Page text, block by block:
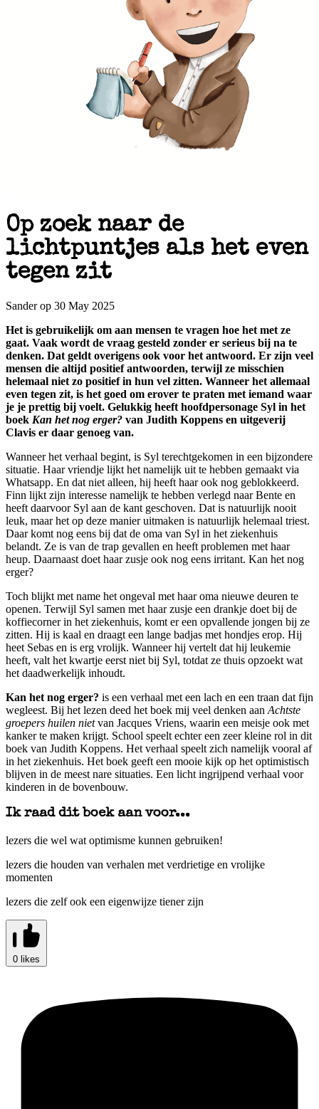
Op zoek naar de
lichtpuntjes als het even
tegen zit
Sander op 30 May 2025
Het is gebruikelijk om aan mensen te vragen hoe het met ze
gaat. Vaak wordt de vraag gesteld zonder er serieus bij na te
denken. Dat geldt overigens ook voor het antwoord. Er zijn veel
mensen die altijd positief antwoorden, terwijl ze misschien
helemaal niet zo positief in hun vel zitten. Wanneer het allemaal
even tegen zit, is het goed om erover te praten met iemand waar
je je prettig bij voelt. Gelukkig heeft hoofdpersonage Syl in het
boek Kan het nog erger? van Judith Koppens en uitgeverij
Clavis er daar genoeg van.
Wanneer het verhaal begint, is Syl terechtgekomen in een bijzondere
situatie. Haar vriendje lijkt het namelijk uit te hebben gemaakt via
Whatsapp. En dat niet alleen, hij heeft haar ook nog geblokkeerd.
Finn lijkt zijn interesse namelijk te hebben verlegd naar Bente en
heeft daarvoor Syl aan de kant geschoven. Dat is natuurlijk nooit
leuk, maar het op deze manier uitmaken is natuurlijk helemaal triest.
Daar komt nog eens bij dat de oma van Syl in het ziekenhuis
belandt. Ze is van de trap gevallen en heeft problemen met haar
heup. Daarnaast doet haar zusje ook nog eens irritant. Kan het nog
erger?
Toch blijkt met name het ongeval met haar oma nieuwe deuren te
openen. Terwijl Syl samen met haar zusje een drankje doet bij de
koffiecorner in het ziekenhuis, komt er een opvallende jongen bij ze
zitten. Hij is kaal en draagt een lange badjas met hondjes erop. Hij
heet Sebas en is erg vrolijk. Wanneer hij vertelt dat hij leukemie
heeft, valt het kwartje eerst niet bij Syl, totdat ze thuis opzoekt wat
het daadwerkelijk inhoudt.
Kan het nog erger? is een verhaal met een lach en een traan dat fijn
wegleest. Bij het lezen deed het boek mij veel denken aanAchtste
groepers huilen nietvan Jacques Vriens, waarin een meisje ook met
kanker te maken krijgt. School speelt echter een zeer kleine rol in dit
boek van Judith Koppens. Het verhaal speelt zich namelijk vooral af
in het ziekenhuis. Het boek geeft een mooie kijk op het optimistisch
blijven in de meest nare situaties. Een licht ingrijpend verhaal voor
kinderen in de bovenbouw.
Ik raad dit boek aan voor...
lezers die wel wat optimisme kunnen gebruiken!
lezers die houden van verhalen met verdrietige en vrolijke
momenten
lezers die zelf ook een eigenwijze tiener zijn
0 likes